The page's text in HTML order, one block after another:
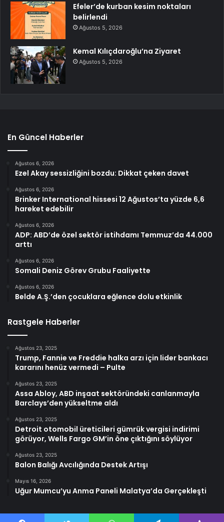
Efeler’de kurban kesim noktaları
belirlendi
Ağustos 5, 2026
Kemal Kılıçdaroğlu’na Ziyaret
Ağustos 5, 2026
En Güncel Haberler
Ağustos 6, 2026
Ezel Akay sessizliğini bozdu: Dikkat çeken davet
Ağustos 6, 2026
Brinker International hissesi 12 Ağustos’ta yüzde 6,6
hareket edebilir
Ağustos 6, 2026
ADP: ABD’de özel sektör istihdamı Temmuz’da 44.000
arttı
Ağustos 6, 2026
Somali Deniz Görev Grubu Faaliyette
Ağustos 6, 2026
Belde A.Ş.’den çocuklara eğlence dolu etkinlik
Rastgele Haberler
Ağustos 23, 2025
Trump, Fannie ve Freddie halka arzı için lider bankacı
kararını henüz vermedi – Pulte
Ağustos 23, 2025
Assa Abloy, ABD inşaat sektöründeki canlanmayla
Barclays’den yükseltme aldı
Ağustos 23, 2025
Detroit otomobil üreticileri gümrük vergisi indirimi
görüyor, Wells Fargo GM’in öne çıktığını söylüyor
Ağustos 23, 2025
Balon Balığı Avcılığında Destek Artışı
Mayıs 16, 2026
Uğur Mumcu’yu Anma Paneli Malatya’da Gerçekleşti